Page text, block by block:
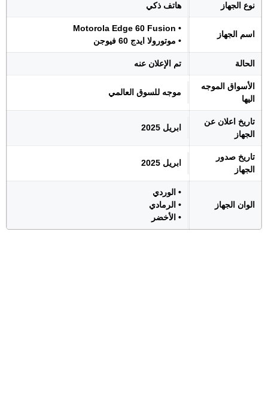
نوع الجهاز هاتف ذكي
اسم الجهاز
• Motorola Edge 60 Fusion
• موتورولا ايدج 60 فيوجن
الحالة تم الإعلان عنه
الأسواق الموجه
اليها
موجه للسوق العالمي
تاريخ اعلان عن
الجهاز
ابريل 2025
تاريخ صدور
الجهاز
ابريل 2025
الوان الجهاز
• الوردي
• الرمادي
• الأخضر